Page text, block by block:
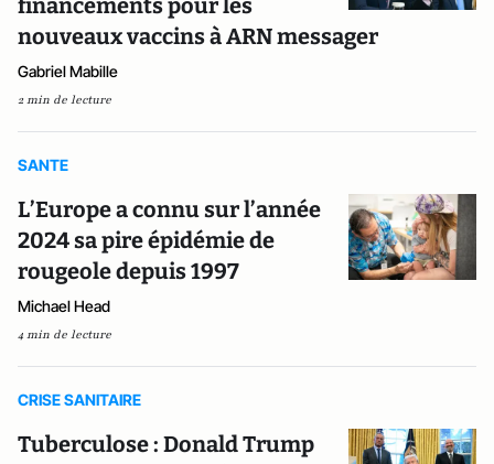
financements pour les
nouveaux vaccins à ARN messager
Gabriel Mabille
2 min de lecture
SANTE
L’Europe a connu sur l’année
2024 sa pire épidémie de
rougeole depuis 1997
Michael Head
4 min de lecture
CRISE SANITAIRE
Tuberculose : Donald Trump